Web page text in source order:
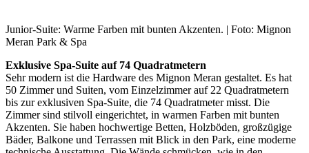
Junior-Suite: Warme Farben mit bunten Akzenten. | Foto: Mignon
Meran Park & Spa
Exklusive Spa-Suite auf 74 Quadratmetern
Sehr modern ist die Hardware des Mignon Meran gestaltet. Es hat
50 Zimmer und Suiten, vom Einzelzimmer auf 22 Quadratmetern
bis zur exklusiven Spa-Suite, die 74 Quadratmeter misst. Die
Zimmer sind stilvoll eingerichtet, in warmen Farben mit bunten
Akzenten. Sie haben hochwertige Betten, Holzböden, großzügige
Bäder, Balkone und Terrassen mit Blick in den Park, eine moderne